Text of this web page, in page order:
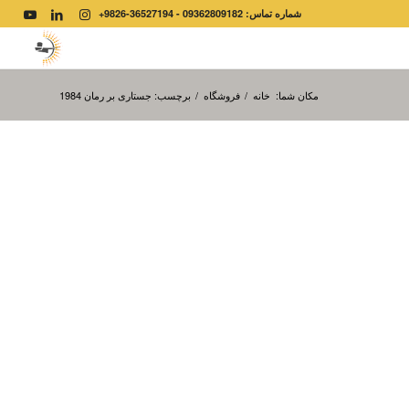
شماره تماس: 09362809182 - 36527194-9826+
مکان شما: خانه / فروشگاه / برچسب: جستاری بر رمان 1984